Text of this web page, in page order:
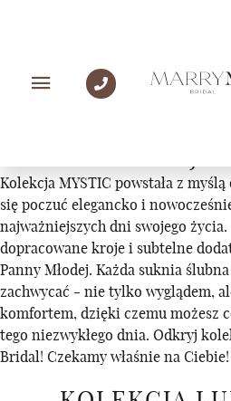
Kolekcja MYSTIC powstała z
się poczuć elegancko i
najważniejszych dni swojego
dopracowane kroje i subtelne
Panny Młodej. Każda suknia
zachwycać - nie tylko wyglądem,
komfortem, dzięki czemu możesz
tego niezwykłego dnia. Odkryj
Bridal! Czekamy właśnie na Ciebie!